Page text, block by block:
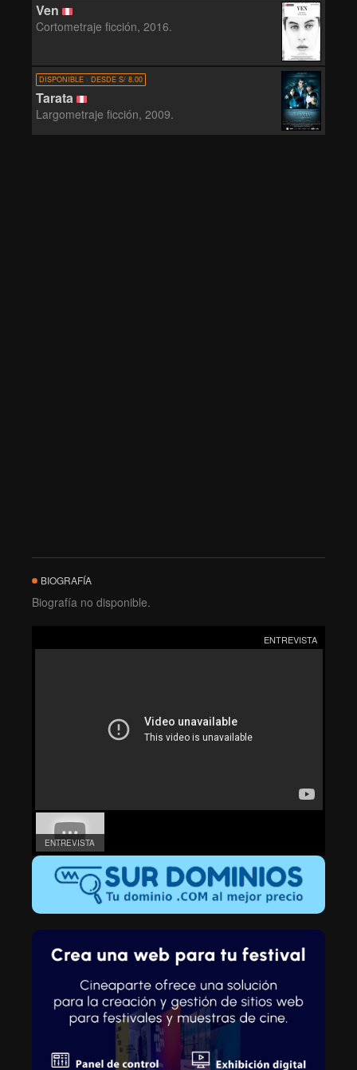
Ven
Cortometraje ficción, 2016.
DISPONIBLE · DESDE S/ 8.00
Tarata
Largometraje ficción, 2009.
BIOGRAFÍA
Biografía no disponible.
ENTREVISTA
ENTREVISTA